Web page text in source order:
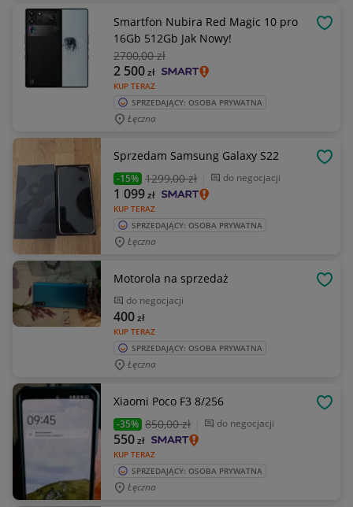
Smartfon Nubira Red Magic 10 pro
16Gb 512Gb Jak Nowy!
2700,00 zł
KUP TERAZ
2 500zł
SPRZEDAJĄCY: OSOBA PRYWATNA
Łęczna
Sprzedam Samsung Galaxy S22
-15% 1299,00 zł do negocjacji
KUP TERAZ
1 099zł
SPRZEDAJĄCY: OSOBA PRYWATNA
Łęczna
Motorola na sprzedaż
do negocjacji
KUP TERAZ
400zł
SPRZEDAJĄCY: OSOBA PRYWATNA
Łęczna
Xiaomi Poco F3 8/256
-35% 850,00 zł do negocjacji
KUP TERAZ
550zł
SPRZEDAJĄCY: OSOBA PRYWATNA
Łęczna